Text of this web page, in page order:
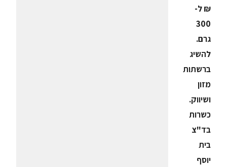
₪ ל-
300
גרם.
להשיג
ברשתות
מזון
ושיווק.
כשרות
בד"צ
בית
יוסף